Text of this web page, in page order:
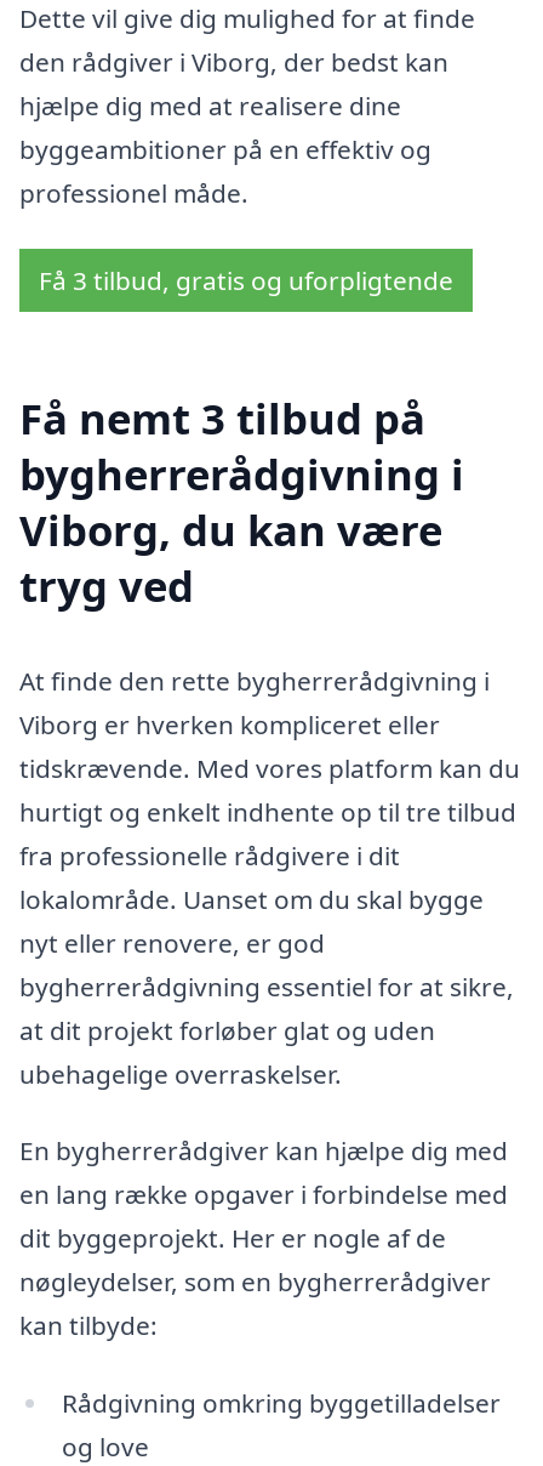
Dette vil give dig mulighed for at finde
den rådgiver i Viborg, der bedst kan
hjælpe dig med at realisere dine
byggeambitioner på en effektiv og
professionel måde.
Få 3 tilbud, gratis og uforpligtende
Få nemt 3 tilbud på
bygherrerådgivning i
Viborg, du kan være
tryg ved
At finde den rette bygherrerådgivning i
Viborg er hverken kompliceret eller
tidskrævende. Med vores platform kan du
hurtigt og enkelt indhente op til tre tilbud
fra professionelle rådgivere i dit
lokalområde. Uanset om du skal bygge
nyt eller renovere, er god
bygherrerådgivning essentiel for at sikre,
at dit projekt forløber glat og uden
ubehagelige overraskelser.
En bygherrerådgiver kan hjælpe dig med
en lang række opgaver i forbindelse med
dit byggeprojekt. Her er nogle af de
nøgleydelser, som en bygherrerådgiver
kan tilbyde:
Rådgivning omkring byggetilladelser
og love